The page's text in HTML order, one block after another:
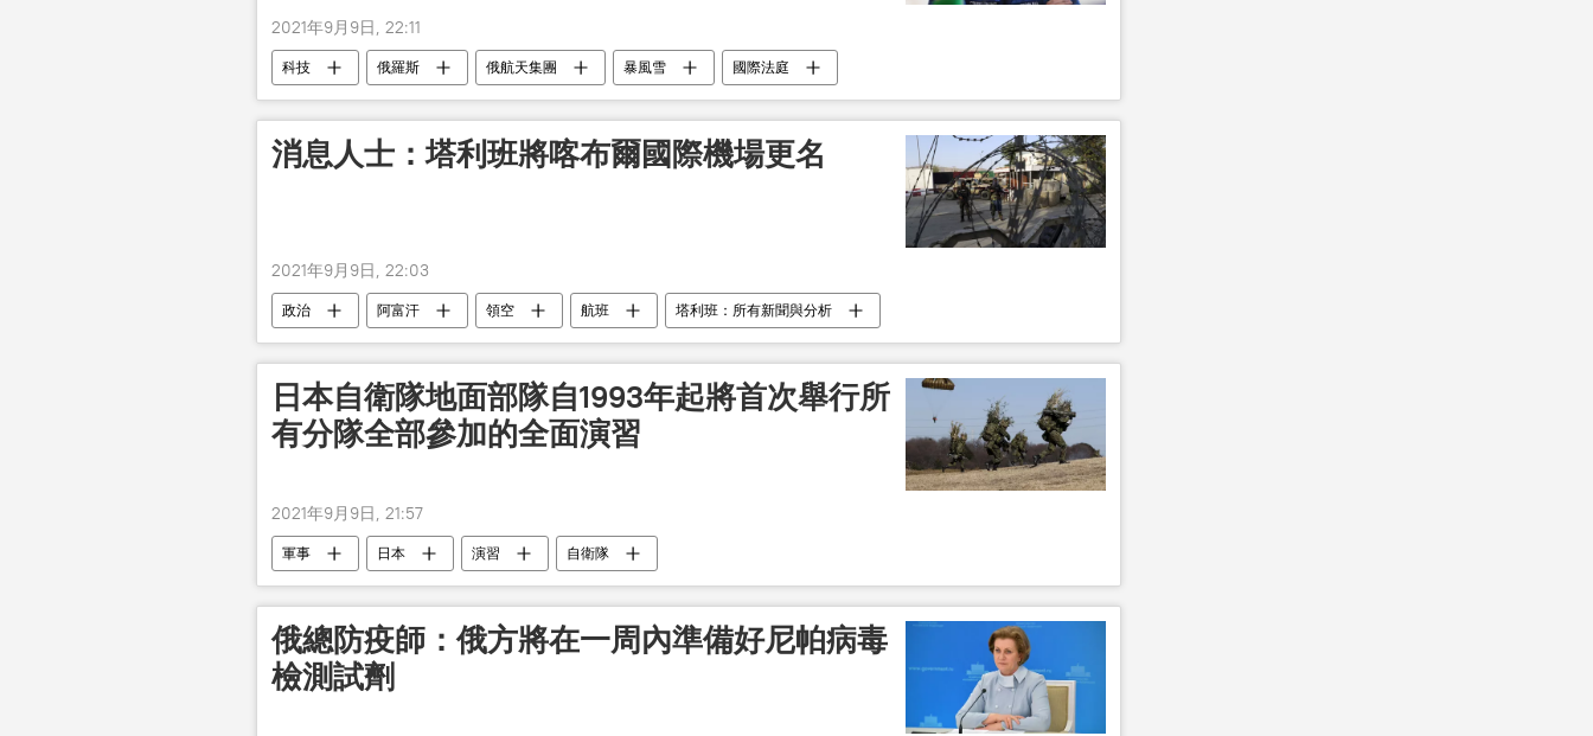
2021年9月9日, 22:11
科技 俄羅斯 俄航天集團 暴風雪 國際法庭
消息人士：塔利班將喀布爾國際機場更名
2021年9月9日, 22:03
政治 阿富汗 領空 航班 塔利班：所有新聞與分析
日本自衛隊地面部隊自1993年起將首次舉行所
有分隊全部參加的全面演習
2021年9月9日, 21:57
軍事 日本 演習 自衛隊
俄總防疫師：俄方將在一周內準備好尼帕病毒
檢測試劑